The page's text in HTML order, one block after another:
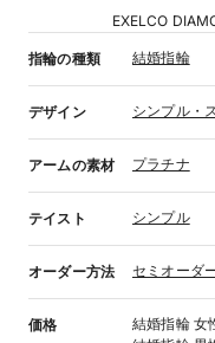
EXELCO
指輪の種類 結婚指輪
デザイン シンプル・
アームの素材 プラチナ
テイスト シンプル
オーダー方法 セミオーダ
価格 結婚指輪 女